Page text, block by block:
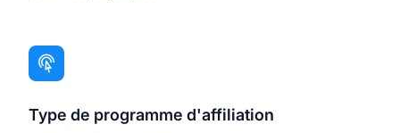
Type de programme d'affiliation